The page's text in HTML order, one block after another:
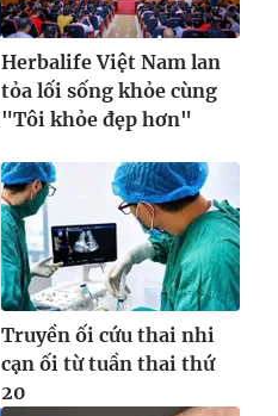
Herbalife Việt Nam lan
tỏa lối sống khỏe cùng
"Tôi khỏe đẹp hơn"
Truyền ối cứu thai nhi
cạn ối từ tuần thai thứ
20